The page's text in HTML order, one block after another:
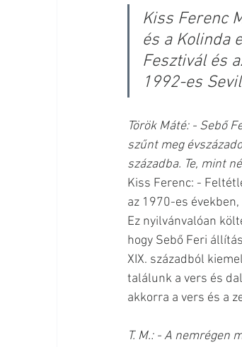
Kiss Ferenc
és a Kolinda
Fesztivál és
1992-es
Török Máté: - Sebő
szűnt meg
századba. Te, mint
Kiss Ferenc: -
az 1970-es
Ez nyilvánvalóan
hogy Sebő Feri
XIX. századból
találunk a vers és
akkorra a vers és a
T. M.: - A nemrégen